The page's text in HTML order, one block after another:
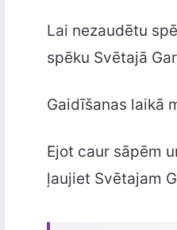
Lai nezaudētu
spēku Svētajā
Gaidīšanas laikā
Ejot caur sāpēm
ļaujiet Svētajam